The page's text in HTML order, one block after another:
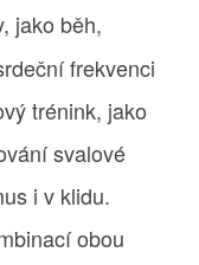
jako běh,
frekvenci
trénink, jako
svalové
i v klidu.
obou